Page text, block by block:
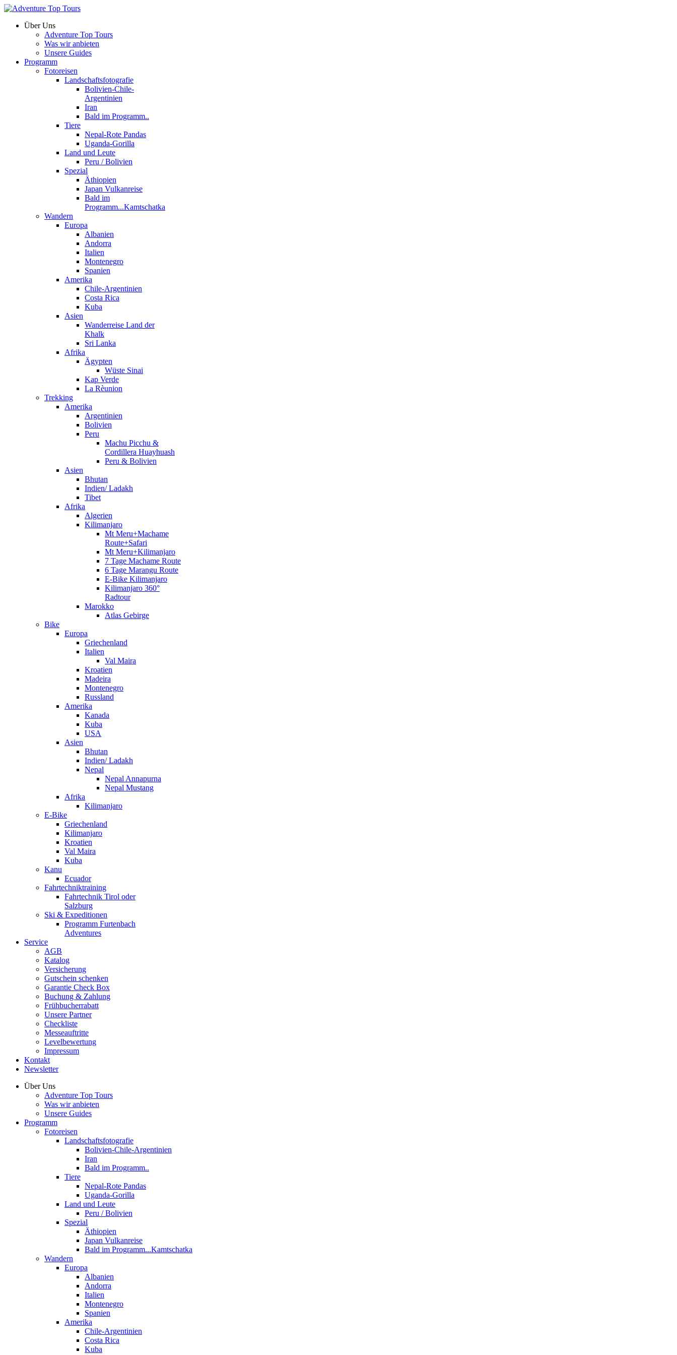
Über Uns
Adventure Top Tours
Was wir anbieten
Unsere Guides
Programm
Fotoreisen
Landschaftsfotografie
Bolivien-Chile-
Argentinien
Iran
Bald im Programm..
Tiere
Nepal-Rote Pandas
Uganda-Gorilla
Land und Leute
Peru / Bolivien
Spezial
Äthiopien
Japan Vulkanreise
Bald im
Programm...Kamtschatka
Wandern
Europa
Albanien
Andorra
Italien
Montenegro
Spanien
Amerika
Chile-Argentinien
Costa Rica
Kuba
Asien
Wanderreise Land der
Khalk
Sri Lanka
Afrika
Ägypten
Wüste Sinai
Kap Verde
La Rèunion
Trekking
Amerika
Argentinien
Bolivien
Peru
Machu Picchu &
Cordillera Huayhuash
Peru & Bolivien
Asien
Bhutan
Indien/ Ladakh
Tibet
Afrika
Algerien
Kilimanjaro
Mt Meru+Machame
Route+Safari
Mt Meru+Kilimanjaro
7 Tage Machame Route
6 Tage Marangu Route
E-Bike Kilimanjaro
Kilimanjaro 360°
Radtour
Marokko
Atlas Gebirge
Bike
Europa
Griechenland
Italien
Val Maira
Kroatien
Madeira
Montenegro
Russland
Amerika
Kanada
Kuba
USA
Asien
Bhutan
Indien/ Ladakh
Nepal
Nepal Annapurna
Nepal Mustang
Afrika
Kilimanjaro
E-Bike
Griechenland
Kilimanjaro
Kroatien
Val Maira
Kuba
Kanu
Ecuador
Fahrtechniktraining
Fahrtechnik Tirol oder
Salzburg
Ski & Expeditionen
Programm Furtenbach
Adventures
Service
AGB
Katalog
Versicherung
Gutschein schenken
Garantie Check Box
Buchung & Zahlung
Frühbucherrabatt
Unsere Partner
Checkliste
Messeauftritte
Levelbewertung
Impressum
Kontakt
Newsletter
Über Uns
Adventure Top Tours
Was wir anbieten
Unsere Guides
Programm
Fotoreisen
Landschaftsfotografie
Bolivien-Chile-Argentinien
Iran
Bald im Programm..
Tiere
Nepal-Rote Pandas
Uganda-Gorilla
Land und Leute
Peru / Bolivien
Spezial
Äthiopien
Japan Vulkanreise
Bald im Programm...Kamtschatka
Wandern
Europa
Albanien
Andorra
Italien
Montenegro
Spanien
Amerika
Chile-Argentinien
Costa Rica
Kuba